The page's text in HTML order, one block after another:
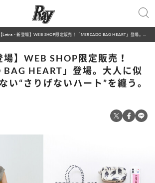
【Letra - 新登場】WEB SHOP限定販売！「MERCADO BAG HEART」登場。大人に似合う、甘すぎない“さりげないハート”を纏う。
場】WEB SHOP限定販売！
BAG HEART」登場。大人に似
い“さりげないハート”を纏う。